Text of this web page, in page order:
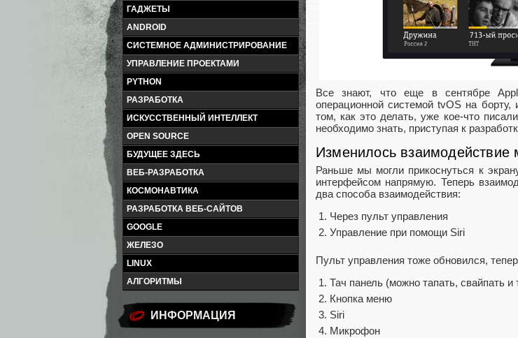
ГАДЖЕТЫ
ANDROID
СИСТЕМНОЕ АДМИНИСТРИРОВАНИЕ
УПРАВЛЕНИЕ ПРОЕКТАМИ
PYTHON
РАЗРАБОТКА
ИСКУССТВЕННЫЙ ИНТЕЛЛЕКТ
OPEN SOURCE
БУДУЩЕЕ ЗДЕСЬ
ВЕБ-РАЗРАБОТКА
КОСМОНАВТИКА
РАЗРАБОТКА ВЕБ-САЙТОВ
GOOGLE
ЖЕЛЕЗО
LINUX
АЛГОРИТМЫ
ИНФОРМАЦИЯ
Все знают, что еще в сентябре
операционной системой tvOS на
том, как это делать, уже кое-что
необходимо знать, приступая к
Изменилось
Раньше мы могли прикоснуться к
интерфейсом напрямую. Теперь
два способа взаимодействия:
Через пульт управления
Управление при помощи Siri
Пульт управления тоже обновился,
Тач панель (можно тапать, свайпать и
Кнопка меню
Siri
Микрофон